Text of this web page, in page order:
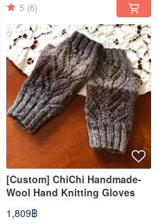
5 (6)
[Custom] ChiChi Handmade-
Wool Hand Knitting Gloves
1,809฿